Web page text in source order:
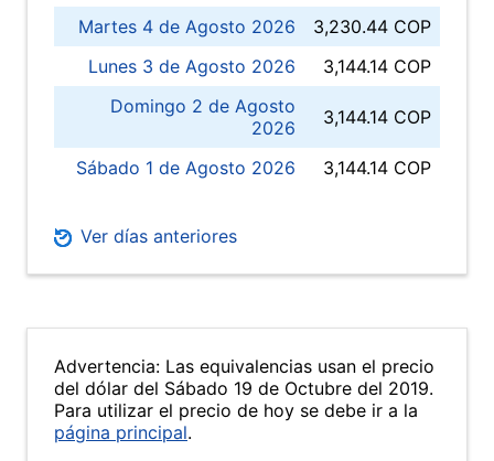
Martes 4 de Agosto 2026
3,230.44 COP
Lunes 3 de Agosto 2026
3,144.14 COP
Domingo 2 de Agosto
2026
3,144.14 COP
Sábado 1 de Agosto 2026 3,144.14 COP
Ver días anteriores
Advertencia: Las equivalencias usan el precio
del dólar del Sábado 19 de Octubre del 2019.
Para utilizar el precio de hoy se debe ir a la
página principal.